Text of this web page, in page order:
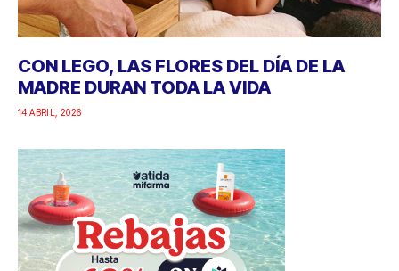
CON LEGO, LAS FLORES DEL DÍA DE LA
MADRE DURAN TODA LA VIDA
14 ABRIL, 2026